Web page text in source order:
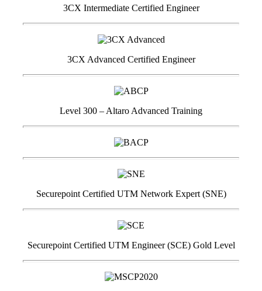
3CX Intermediate Certified Engineer
3CX Advanced Certified Engineer
Level 300 – Altaro Advanced Training
Securepoint Certified UTM Network Expert (SNE)
Securepoint Certified UTM Engineer (SCE) Gold Level